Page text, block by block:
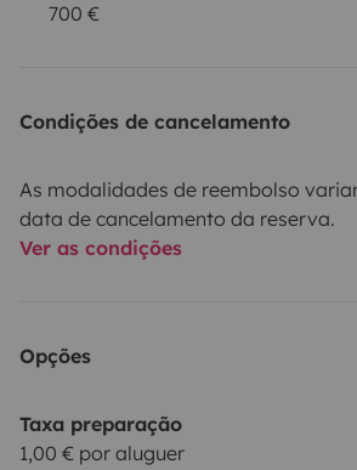
700 €
Condições de cancelamento
As modalidades de reembolso
data de cancelamento da reserva.
Ver as condições
Opções
Taxa preparação
1,00 € por aluguer